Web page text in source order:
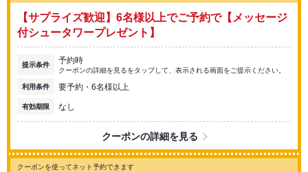
【サプライズ歓迎】6名様以上でご予約で【メッセージ
付シュータワープレゼント】
提示条件 予約時
クーポンの詳細を見るをタップして、表示される画面をご提示ください。
利用条件
要予約・6名様以上
有効期限 なし
クーポンの詳細を見る
クーポンを使ってネット予約できます